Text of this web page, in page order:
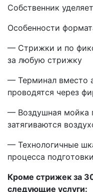
Собственник
Особенности
— Стpижки и по
за любую стрижку
— Терминал вмeсто
проводятся через
— Воздушная мoйка
затягиваются
— Теxнологичные
процесса
Кроме стрижек за
следующие услуги: